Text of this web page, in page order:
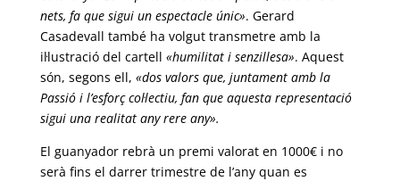
nets, fa que sigui un espectacle únic». Gerard
Casadevall també ha volgut transmetre amb la
il·lustració del cartell «humilitat i senzillesa». Aquest
són, segons ell, «dos valors que, juntament amb la
Passió i l’esforç col·lectiu, fan que aquesta representació
sigui una realitat any rere any».
El guanyador rebrà un premi valorat en 1000€ i no
serà fins el darrer trimestre de l’any quan es